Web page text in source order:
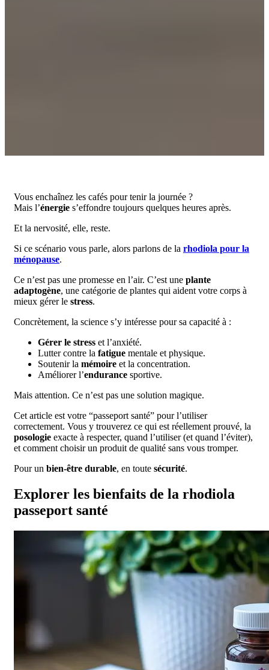
Vous enchaînez les cafés pour tenir la journée ?
Mais l’énergie s’effondre toujours quelques heures après.
Et la nervosité, elle, reste.
Si ce scénario vous parle, alors parlons de la rhodiola pour la
ménopause.
Ce n’est pas une promesse en l’air. C’est une plante
adaptogène, une catégorie de plantes qui aident votre corps à
mieux gérer le stress.
Concrètement, la science s’y intéresse pour sa capacité à :
Gérer le stress et l’anxiété.
Lutter contre la fatigue mentale et physique.
Soutenir la mémoire et la concentration.
Améliorer l’endurance sportive.
Mais attention. Ce n’est pas une solution magique.
Cet article est votre “passeport santé” pour l’utiliser
correctement. Vous y trouverez ce qui est réellement prouvé, la
posologie exacte à respecter, quand l’utiliser (et quand l’éviter),
et comment choisir un produit de qualité sans vous tromper.
Pour un bien-être durable, en toute sécurité.
Explorer les bienfaits de la rhodiola
passeport santé